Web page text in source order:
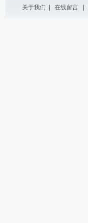
关于我们 在线留言